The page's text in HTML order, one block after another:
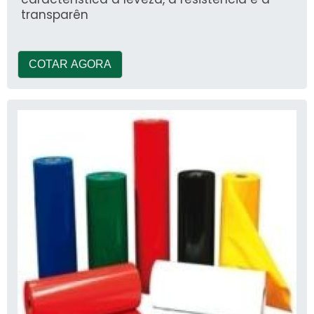
ajudam a prolongar a vida útil dos temperos,
reduzindo a exposição ao oxigênio.
Tecnologia de
Vidro
Plástico Baixa proteção
Selagem a vácuo Alta proteção
transparên
COTAR AGORA